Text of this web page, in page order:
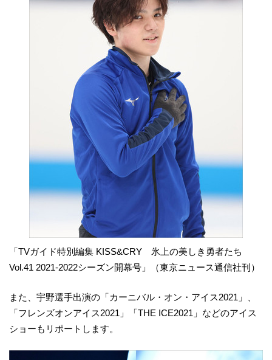
「TVガイド特別編集 KISS&CRY 氷上の美しき勇者たち
Vol.41 2021‐2022シーズン開幕号」（東京ニュース通信社刊）
また、宇野選手出演の「カーニバル・オン・アイス2021」、
「フレンズオンアイス2021」「THE ICE2021」などのアイス
ショーもリポートします。